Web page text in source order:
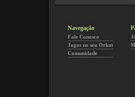
Navegação
Fale Conosco
Jogos no seu Orkut
Comunidade